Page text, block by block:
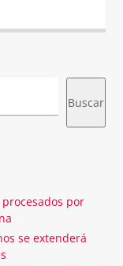
Buscar
por
se extenderá